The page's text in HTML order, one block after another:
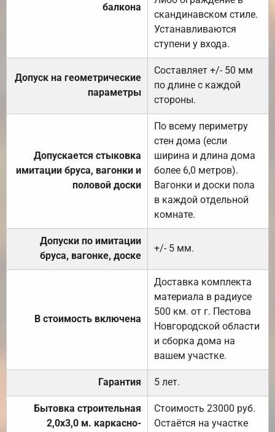
балкона
скандинавском стиле.
Устанавливаются
ступени у входа.
Допуск на геометрические
параметры
Составляет +/- 50 мм
по длине с каждой
стороны.
Допускается стыковка
имитации бруса, вагонки и
половой доски
По всему периметру
стен дома (если
ширина и длина дома
более 6,0 метров).
Вагонки и доски пола
в каждой отдельной
комнате.
Допуски по имитации
бруса, вагонке, доске
+/- 5 мм.
В стоимость включена
Доставка комплекта
материала в радиусе
500 км. от г. Пестова
Новгородской области
и сборка дома на
вашем участке.
Гарантия 5 лет.
Бытовка строительная
2,0х3,0 м. каркасно-
Стоимость 23000 руб.
Остаётся на участке